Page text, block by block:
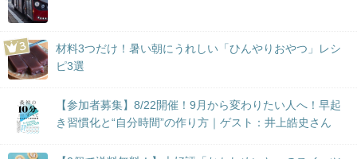
材料3つだけ！暑い朝にうれしい「ひんやりおやつ」レシ
ピ3選
【参加者募集】8/22開催！9月から変わりたい人へ！早起
き習慣化と“自分時間”の作り方｜ゲスト：井上皓史さん